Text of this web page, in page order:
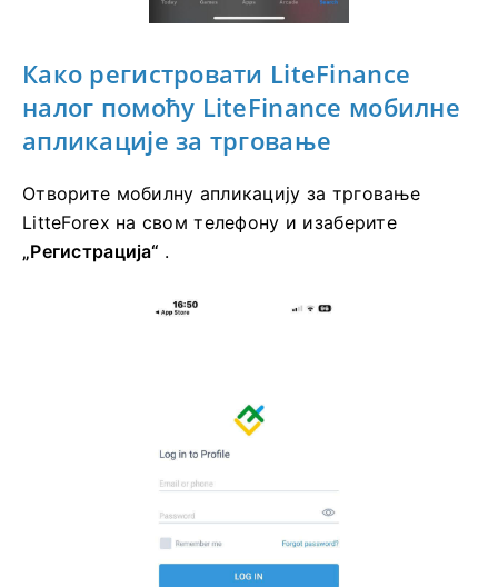
Како регистровати LiteFinance
налог помоћу LiteFinance мобилне
апликације за трговање
Отворите мобилну апликацију за трговање
LitteForex на свом телефону и изаберите
„Регистрација“ .